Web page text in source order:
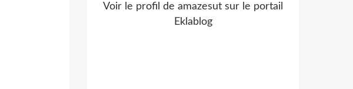
Voir le profil de amazesut sur le portail
Eklablog